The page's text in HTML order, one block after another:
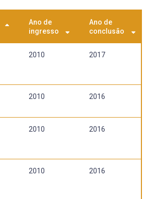
Ano de
ingresso
Ano de
conclusão
2010 2017
2010 2016
2010 2016
2010 2016